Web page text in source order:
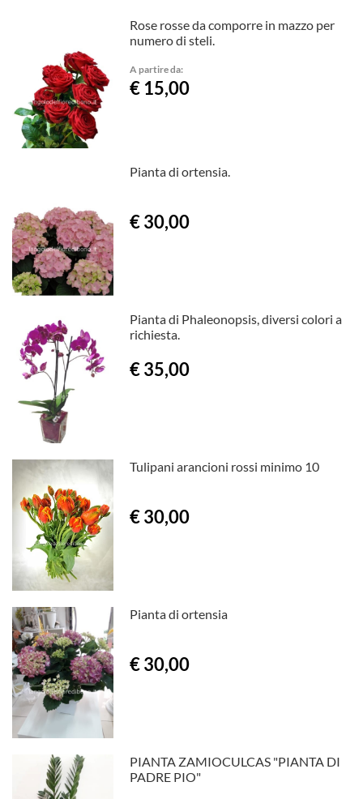
Rose rosse da comporre in mazzo per
numero di steli.
A partire da:
€ 15,00
Pianta di ortensia.
€ 30,00
Pianta di Phaleonopsis, diversi colori a
richiesta.
€ 35,00
Tulipani arancioni rossi minimo 10
€ 30,00
Pianta di ortensia
€ 30,00
PIANTA ZAMIOCULCAS "PIANTA DI
PADRE PIO"